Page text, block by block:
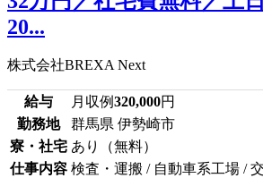
20...
株式会社BREXA Next
給与 月収例320,000円
勤務地
群馬県 伊勢崎市
寮・社宅 あり（無料）
仕事内容 検査・運搬 / 自動車系工場 /